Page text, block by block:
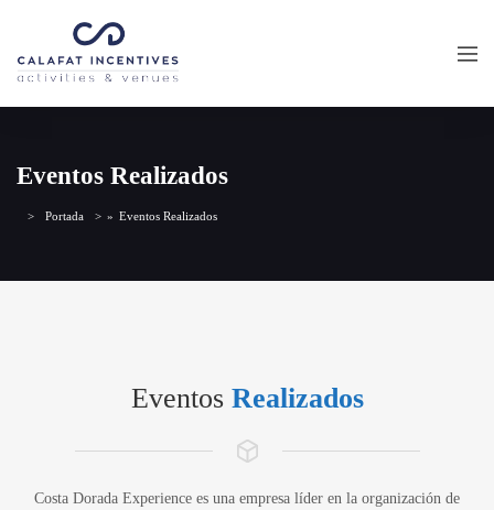
Eventos Realizados
Portada » Eventos Realizados
Eventos Realizados
Costa Dorada Experience es una empresa líder en la organización de